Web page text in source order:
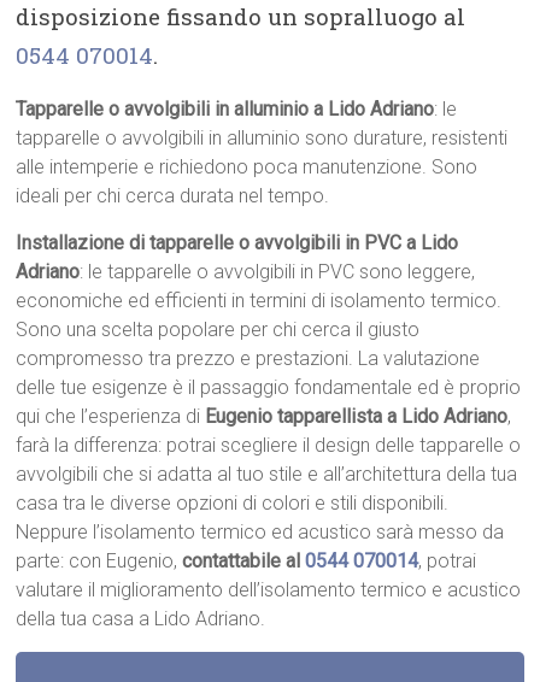
disposizione fissando un sopralluogo al
0544 070014.
Tapparelle o avvolgibili in alluminio a Lido Adriano: le
tapparelle o avvolgibili in alluminio sono durature, resistenti
alle intemperie e richiedono poca manutenzione. Sono
ideali per chi cerca durata nel tempo.
Installazione di tapparelle o avvolgibili in PVC a Lido
Adriano: le tapparelle o avvolgibili in PVC sono leggere,
economiche ed efficienti in termini di isolamento termico.
Sono una scelta popolare per chi cerca il giusto
compromesso tra prezzo e prestazioni. La valutazione
delle tue esigenze è il passaggio fondamentale ed è proprio
qui che l’esperienza di Eugenio tapparellista a Lido Adriano,
farà la differenza: potrai scegliere il design delle tapparelle o
avvolgibili che si adatta al tuo stile e all’architettura della tua
casa tra le diverse opzioni di colori e stili disponibili.
Neppure l’isolamento termico ed acustico sarà messo da
parte: con Eugenio,contattabile al0544 070014, potrai
valutare il miglioramento dell’isolamento termico e acustico
della tua casa a Lido Adriano.